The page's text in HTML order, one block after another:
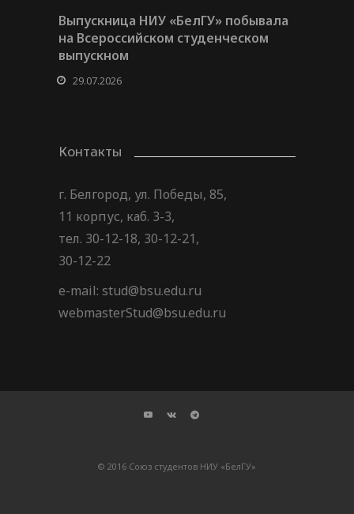
Выпускница НИУ «БелГУ» побывала
на Всероссийском студенческом
выпускном
29.07.2026
Контакты
г. Белгород, ул. Победы, 85,
11 корпус, каб. 3-3,
тел. 30-12-18, 30-12-21,
30-12-22
e-mail: stud@bsu.edu.ru
webmasterStud@bsu.edu.ru
© 2016 Союз студентов НИУ «БелГУ»